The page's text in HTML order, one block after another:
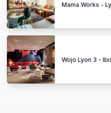
Mama Works -
Wojo Lyon 3 -